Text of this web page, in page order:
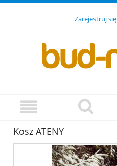
Zarejestruj się
Kosz ATENY